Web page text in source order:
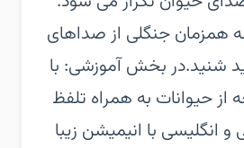
همزمان جنگلی از صداهای
شنید.‏در بخش آموزشی:‏ با
حیوانات به همراه تلفظ
و انگلیسی با انیمیشن زیبا